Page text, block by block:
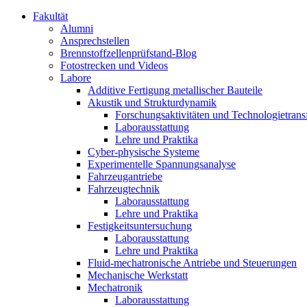
Fakultät
Alumni
Ansprechstellen
Brennstoffzellenprüfstand-Blog
Fotostrecken und Videos
Labore
Additive Fertigung metallischer Bauteile
Akustik und Strukturdynamik
Forschungsaktivitäten und
Laborausstattung
Lehre und Praktika
Cyber-physische Systeme
Experimentelle Spannungsanalyse
Fahrzeugantriebe
Fahrzeugtechnik
Laborausstattung
Lehre und Praktika
Festigkeitsuntersuchung
Laborausstattung
Lehre und Praktika
Fluid-mechatronische Antriebe und Steuerungen
Mechanische Werkstatt
Mechatronik
Laborausstattung